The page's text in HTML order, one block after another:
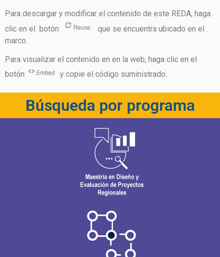
Para descargar y modificar el contenido de este REDA, haga
clic en el botón
que se encuentra ubicado en el
marco.
Para visualizar el contenido en en la web, haga clic en el
botón
y copie el código suministrado.
Búsqueda por programa